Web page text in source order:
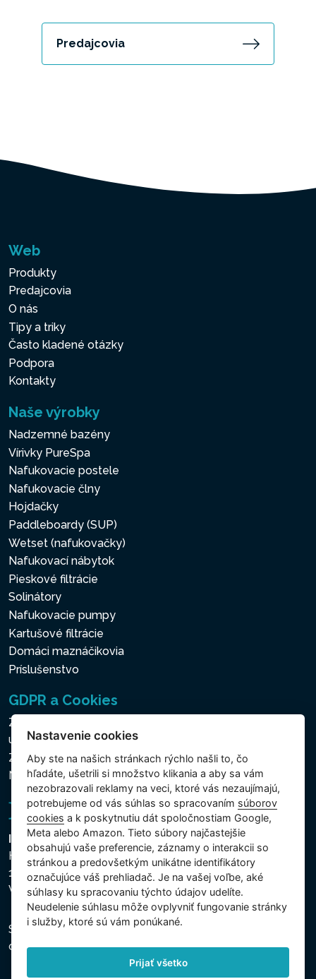
Predajcovia
Web
Produkty
Predajcovia
O nás
Tipy a triky
Často kladené otázky
Podpora
Kontakty
Naše výrobky
Nadzemné bazény
Vírivky PureSpa
Nafukovacie postele
Nafukovacie člny
Hojdačky
Paddleboardy (SUP)
Wetset (nafukovačky)
Nafukovací nábytok
Pieskové filtrácie
Solinátory
Nafukovacie pumpy
Kartušové filtrácie
Domáci maznáčikovia
Príslušenstvo
GDPR a Cookies
Zásady ochrany osobných a ďalších spracovávaných
údajov
Zásady používania súborov cookies
Nastavenie cookies
Intex Trading, s.r.o.
Hradecká 2526/3
130 00 Praha 3
Vinohrady - Česká republika
Spoločnosť je zapísaná na Mestskom súde v Prahe,
oddiel C, vložka 74759, IČO 26150808, DIČ CZ26150808.
Nastavenie cookies
Aby ste na našich stránkach rýchlo našli to, čo
hľadáte, ušetrili si množstvo klikania a aby sa vám
nezobrazovali reklamy na veci, ktoré vás nezaujímajú,
potrebujeme od vás súhlas so spracovaním súborov
cookies a k poskytnutiu dát spoločnostiam Google,
Meta alebo Amazon. Tieto súbory najčastejšie
obsahujú vaše preferencie, záznamy o interakcii so
stránkou a predovšetkým unikátne identifikátory
označujúce váš prehliadač. Je na vašej voľbe, aké
súhlasy ku spracovaniu týchto údajov udelíte.
Neudelenie súhlasu mȏže ovplyvniť fungovanie stránky
i služby, ktoré sú vám ponúkané.
Prijať všetko